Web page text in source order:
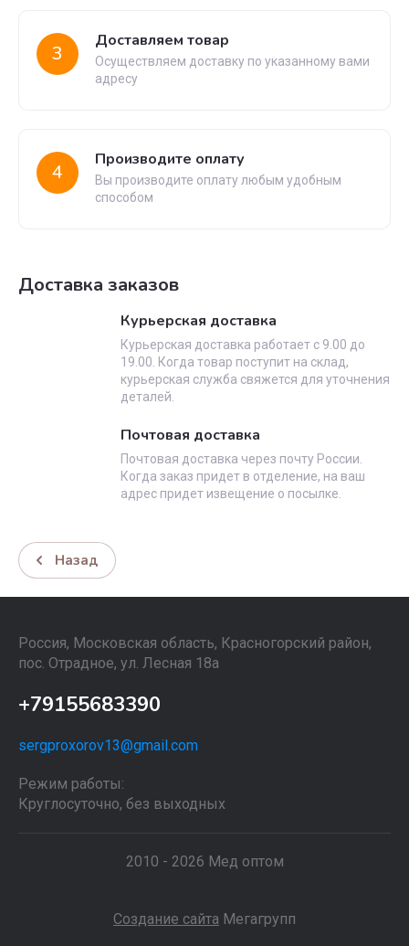
3
Доставляем товар
Осуществляем доставку по указанному вами
адресу
4
Производите оплату
Вы производите оплату любым удобным
способом
Доставка заказов
Курьерская доставка
Курьерская доставка работает с 9.00 до
19.00. Когда товар поступит на склад,
курьерская служба свяжется для уточнения
деталей.
Почтовая доставка
Почтовая доставка через почту России.
Когда заказ придет в отделение, на ваш
адрес придет извещение о посылке.
Назад
Россия, Московская область, Красногорский район,
пос. Отрадное, ул. Лесная 18а
+79155683390
sergproxorov13@gmail.com
Режим работы:
Круглосуточно, без выходных
2010 - 2026 Мед оптом
Создание сайта Мегагрупп